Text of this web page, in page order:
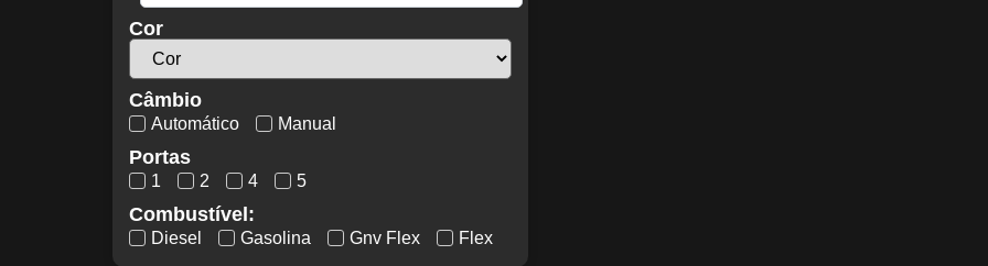
Cor
Câmbio
Automático Manual
Portas
1 2 4 5
Combustível:
Diesel Gasolina Gnv Flex Flex